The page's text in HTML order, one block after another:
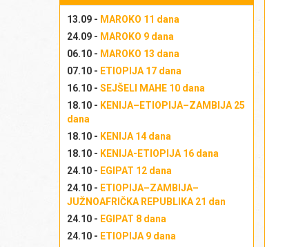
13.09 - MAROKO 11 dana
24.09 - MAROKO 9 dana
06.10 - MAROKO 13 dana
07.10 - ETIOPIJA 17 dana
16.10 - SEJŠELI MAHE 10 dana
18.10 - KENIJA–ETIOPIJA–ZAMBIJA 25
dana
18.10 - KENIJA 14 dana
18.10 - KENIJA-ETIOPIJA 16 dana
24.10 - EGIPAT 12 dana
24.10 - ETIOPIJA–ZAMBIJA–
JUŽNOAFRIČKA REPUBLIKA 21 dan
24.10 - EGIPAT 8 dana
24.10 - ETIOPIJA 9 dana